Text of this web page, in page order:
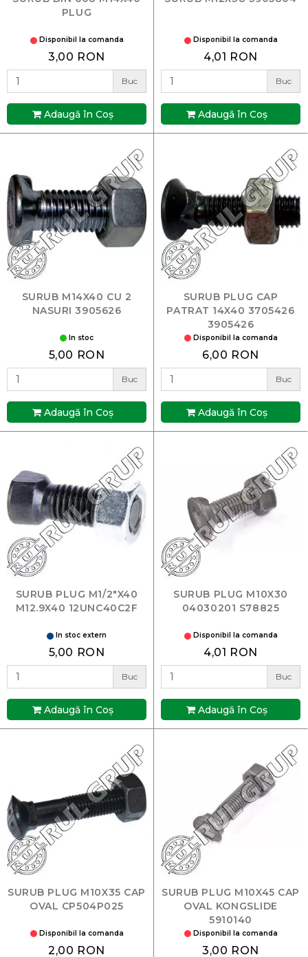
PLUG
Disponibil la comanda
3,00 RON
Buc
Adaugă în Coş
Disponibil la comanda
4,01 RON
Buc
Adaugă în Coş
SURUB M14X40 CU 2
NASURI 3905626
In stoc
5,00 RON
Buc
Adaugă în Coş
SURUB PLUG CAP
PATRAT 14X40 3705426
3905426
Disponibil la comanda
6,00 RON
Buc
Adaugă în Coş
SURUB PLUG M1/2"X40
M12.9X40 12UNC40C2F
In stoc extern
5,00 RON
Buc
Adaugă în Coş
SURUB PLUG M10X30
04030201 S78825
Disponibil la comanda
4,01 RON
Buc
Adaugă în Coş
SURUB PLUG M10X35 CAP
OVAL CP504P025
Disponibil la comanda
2,00 RON
SURUB PLUG M10X45 CAP
OVAL KONGSLIDE
5910140
Disponibil la comanda
3,00 RON